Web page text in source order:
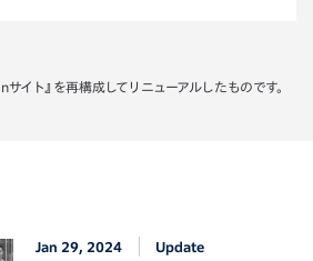
イト』を再構成してリニューアルしたものです。
Jan 29, 2024 Update